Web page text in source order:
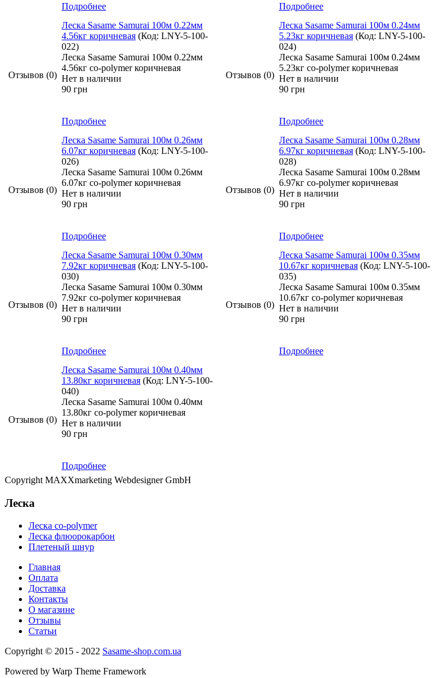
Подробнее Подробнее
Отзывов (0)
Леска Sasame Samurai 100м 0.22мм
4.56кг коричневая (Код: LNY-5-100-
022)
Леска Sasame Samurai 100м 0.22мм
4.56кг co-polymer коричневая
Нет в наличии
90 грн
Подробнее
Отзывов (0)
Леска Sasame Samurai 100м 0.24мм
5.23кг коричневая (Код: LNY-5-100-
024)
Леска Sasame Samurai 100м 0.24мм
5.23кг co-polymer коричневая
Нет в наличии
90 грн
Подробнее
Отзывов (0)
Леска Sasame Samurai 100м 0.26мм
6.07кг коричневая (Код: LNY-5-100-
026)
Леска Sasame Samurai 100м 0.26мм
6.07кг co-polymer коричневая
Нет в наличии
90 грн
Подробнее
Отзывов (0)
Леска Sasame Samurai 100м 0.28мм
6.97кг коричневая (Код: LNY-5-100-
028)
Леска Sasame Samurai 100м 0.28мм
6.97кг co-polymer коричневая
Нет в наличии
90 грн
Подробнее
Отзывов (0)
Леска Sasame Samurai 100м 0.30мм
7.92кг коричневая (Код: LNY-5-100-
030)
Леска Sasame Samurai 100м 0.30мм
7.92кг co-polymer коричневая
Нет в наличии
90 грн
Подробнее
Отзывов (0)
Леска Sasame Samurai 100м 0.35мм
10.67кг коричневая (Код: LNY-5-100-
035)
Леска Sasame Samurai 100м 0.35мм
10.67кг co-polymer коричневая
Нет в наличии
90 грн
Подробнее
Отзывов (0)
Леска Sasame Samurai 100м 0.40мм
13.80кг коричневая (Код: LNY-5-100-
040)
Леска Sasame Samurai 100м 0.40мм
13.80кг co-polymer коричневая
Нет в наличии
90 грн
Подробнее
Copyright MAXXmarketing Webdesigner GmbH
Леска
Леска co-polymer
Леска флюорокарбон
Плетеный шнур
Главная
Оплата
Доставка
Контакты
О магазине
Отзывы
Статьи
Copyright © 2015 - 2022 Sasame-shop.com.ua
Powered by Warp Theme Framework